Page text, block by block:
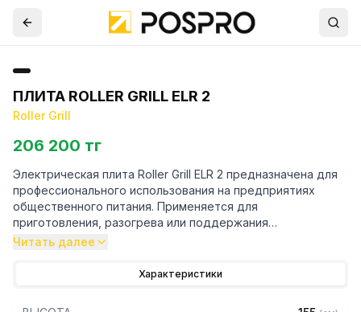
ПЛИТА ROLLER GRILL ELR 2
Roller Grill
206 200 тг
Электрическая плита Roller Grill ELR 2 предназначена для
профессионального использования на предприятиях
общественного питания. Применяется для
приготовления, разогрева или поддержания
температуры любых кулинарных блюд. Подходит для
Читать далее
Характеристики